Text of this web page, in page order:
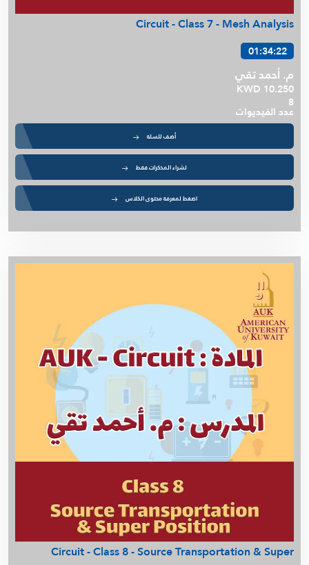
Circuit - Class 7 - Mesh Analysis
01:34:22
م. أحمد تقي
KWD 10.250
8
عدد الفيديوات
أضف للسلة
لشراء المذكرات فقط
اضغط لمعرفة محتوى الكلاس
Circuit - Class 8 - Source Transportation & Super